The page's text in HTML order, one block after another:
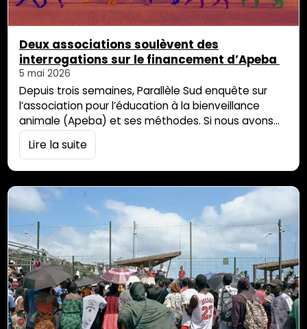
Deux associations soulèvent des
interrogations sur le financement d’Apeba
5 mai 2026
Depuis trois semaines, Parallèle Sud enquête sur
l’association pour l’éducation à la bienveillance
animale (Apeba) et ses méthodes. Si nous avons
d’abord axé notre analyse sur le traitement des
familles d’accueil, nous nous sommes ensuite
enquête, nous avons pris connaissance d’un dossier
de signalement monté […]
Lire la suite